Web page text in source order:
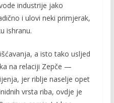
industrije jako
i ulovi neki primjerak,
ishranu.
a isto tako usljed
na relaciji Zepče —
jer riblje naselje opet
vrsta riba, ovdje je